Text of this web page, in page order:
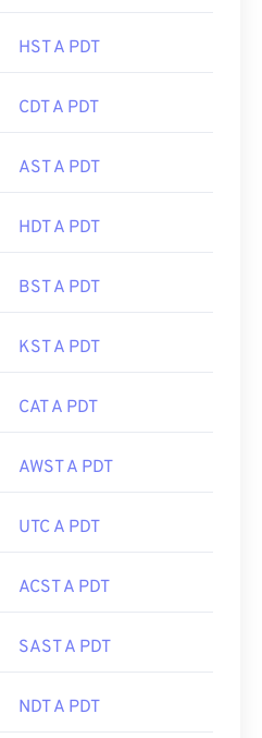
HST A PDT
CDT A PDT
AST A PDT
HDT A PDT
BST A PDT
KST A PDT
CAT A PDT
AWST A PDT
UTC A PDT
ACST A PDT
SAST A PDT
NDT A PDT